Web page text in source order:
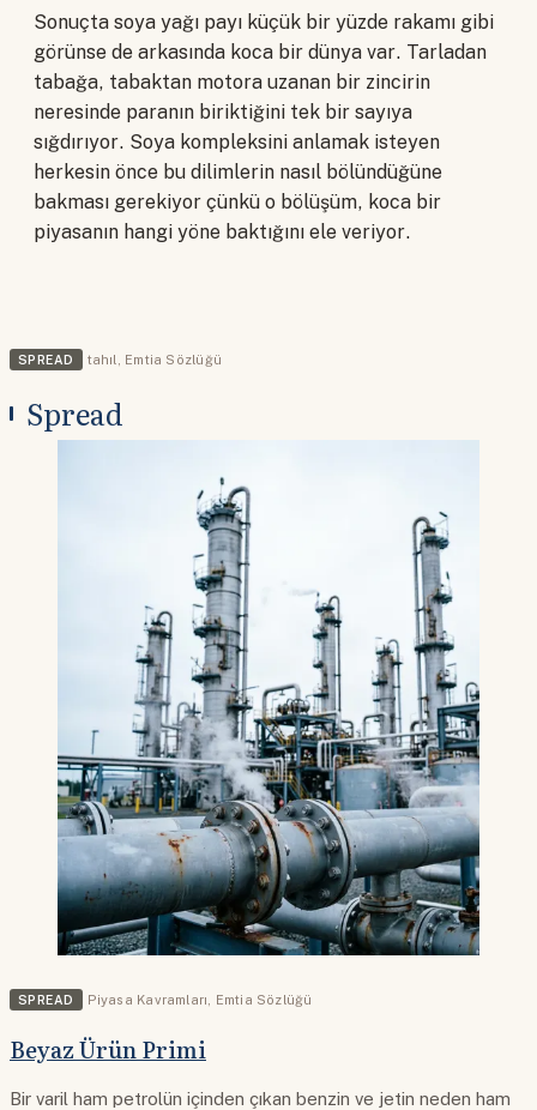
Sonuçta soya yağı payı küçük bir yüzde rakamı gibi
görünse de arkasında koca bir dünya var. Tarladan
tabağa, tabaktan motora uzanan bir zincirin
neresinde paranın biriktiğini tek bir sayıya
sığdırıyor. Soya kompleksini anlamak isteyen
herkesin önce bu dilimlerin nasıl bölündüğüne
bakması gerekiyor çünkü o bölüşüm, koca bir
piyasanın hangi yöne baktığını ele veriyor.
SPREAD tahıl, Emtia Sözlüğü
Spread
SPREAD Piyasa Kavramları, Emtia Sözlüğü
Beyaz Ürün Primi
Bir varil ham petrolün içinden çıkan benzin ve jetin neden ham